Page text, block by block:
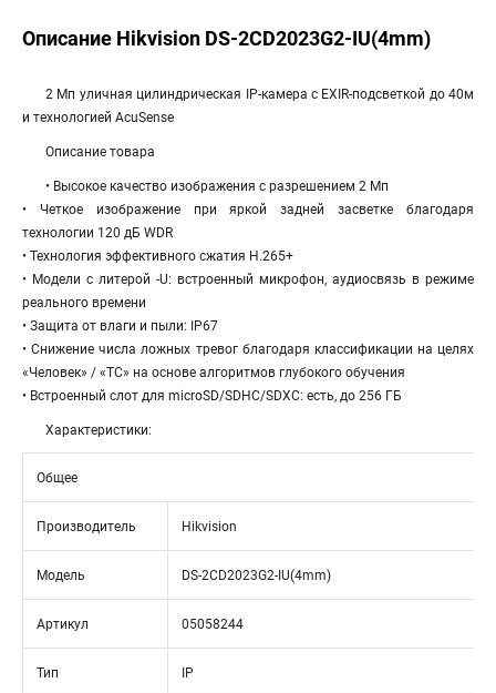
Описание Hikvision DS-2CD2023G2-IU(4mm)
2 Мп уличная цилиндрическая IP-камера с EXIR-подсветкой до 40м
и технологией AcuSense
Описание товара
• Высокое качество изображения с разрешением 2 Мп
• Четкое изображение при яркой задней засветке благодаря
технологии 120 дБ WDR
• Технология эффективного сжатия H.265+
• Модели с литерой -U: встроенный микрофон, аудиосвязь в режиме
реального времени
• Защита от влаги и пыли: IP67
• Снижение числа ложных тревог благодаря классификации на целях
«Человек» / «ТС» на основе алгоритмов глубокого обучения
• Встроенный слот для microSD/SDHC/SDXC: есть, до 256 ГБ
Характеристики:
Общее
Производитель Hikvision
Модель DS-2CD2023G2-IU(4mm)
Артикул 05058244
Тип IP